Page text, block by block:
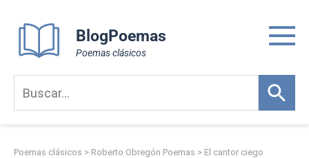
content
BlogPoemas
Poemas clásicos
Poemas clásicos > Roberto Obregón Poemas > El cantor ciego